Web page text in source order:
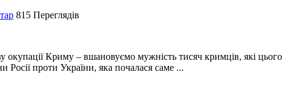
815 Переглядів
Криму – вшановуємо мужність тисяч кримців, які
Росії проти України, яка почалася саме ...